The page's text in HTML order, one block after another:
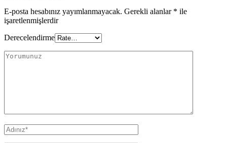
E-posta hesabınız yayımlanmayacak. Gerekli alanlar * ile
işaretlenmişlerdir
Derecelendirme